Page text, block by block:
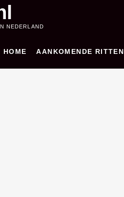
NEDERLAND
HOME AANKOMENDE RITTEN